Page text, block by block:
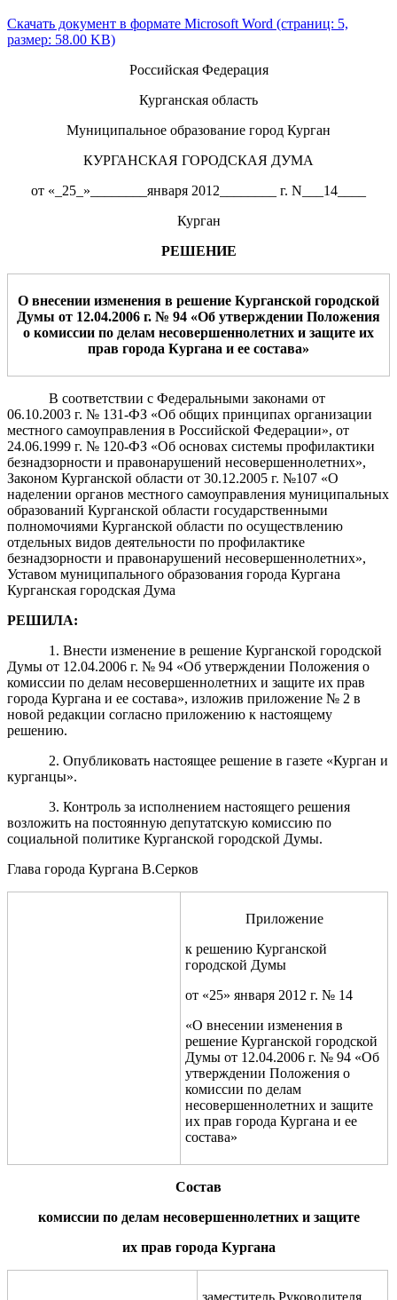
Скачать документ в формате Microsoft Word (страниц: 5,
размер: 58.00 KB)
Российская Федерация
Курганская область
Муниципальное образование город Курган
КУРГАНСКАЯ ГОРОДСКАЯ ДУМА
от «_25_»________января 2012________ г. N___14____
Курган
РЕШЕНИЕ
О внесении изменения в решение Курганской городской
Думы от 12.04.2006 г. № 94 «Об утверждении Положения
о комиссии по делам несовершеннолетних и защите их
прав города Кургана и ее состава»
В соответствии с Федеральными законами от
06.10.2003 г. № 131-ФЗ «Об общих принципах организации
местного самоуправления в Российской Федерации», от
24.06.1999 г. № 120-ФЗ «Об основах системы профилактики
безнадзорности и правонарушений несовершеннолетних»,
Законом Курганской области от 30.12.2005 г. №107 «О
наделении органов местного самоуправления муниципальных
образований Курганской области государственными
полномочиями Курганской области по осуществлению
отдельных видов деятельности по профилактике
безнадзорности и правонарушений несовершеннолетних»,
Уставом муниципального образования города Кургана
Курганская городская Дума
РЕШИЛА:
1. Внести изменение в решение Курганской городской
Думы от 12.04.2006 г. № 94 «Об утверждении Положения о
комиссии по делам несовершеннолетних и защите их прав
города Кургана и ее состава», изложив приложение № 2 в
новой редакции согласно приложению к настоящему
решению.
2. Опубликовать настоящее решение в газете «Курган и
курганцы».
3. Контроль за исполнением настоящего решения
возложить на постоянную депутатскую комиссию по
социальной политике Курганской городской Думы.
Глава города Кургана В.Серков
Приложение
к решению Курганской
городской Думы
от «25» января 2012 г. № 14
«О внесении изменения в
решение Курганской городской
Думы от 12.04.2006 г. № 94 «Об
утверждении Положения о
комиссии по делам
несовершеннолетних и защите
их прав города Кургана и ее
состава»
Состав
комиссии по делам несовершеннолетних и защите
их прав города Кургана
заместитель Руководителя